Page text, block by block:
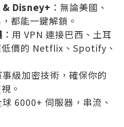
Disney+ ：無論美國、
都能一鍵解鎖。
：用 VPN 連接巴西、土耳
低價的 Netflix、Spotify、
事級加密技術，確保你的
。
球 6000+ 伺服器，串流、